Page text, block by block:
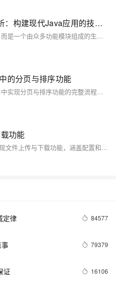
Spring Boot 功能模块全解析：构建现代Java应用的技术图谱
Spring Boot不是一个单一的工具，而是一个由众多功能模块组成的生态系统。这些模块可以根据应用需求灵活组合，构建从简单的REST API到复杂的微服务系统，再到现代的AI驱动应用。
的分页与排序功能
本文深入讲解了在Spring Boot项目中实现分页与排序功能的完整流程。通过实际案例，从Service层接口设计到Mapper层SQL动态生成，再到Controller层参数传递及前端页面交互，逐一剖析每个环节的核心逻辑与实现细节。重点包括分页计算、排序参数校验、动态SQL处理以及前后端联动，确保数据展示高效且安全。适合希望掌握分页排序实现原理的开发者参考学习。
功能
本文介绍了如何使用SpringBoot实现文件上传与下载功能，涵盖配置和代码实现。包括Maven依赖配置（如`spring-boot-starter-web`和`spring-boot-starter-thymeleaf`）、前端HTML页面设计、WebConfig路径映射配置、YAML文件路径设置，以及核心的文件上传（通过`MultipartFile`处理）和下载（利用`ResponseEntity`返回文件流）功能的Java代码实现。文章由Colorful_WP撰写，内容详实，适合开发者学习参考。
定律 84577
79379
证 16106